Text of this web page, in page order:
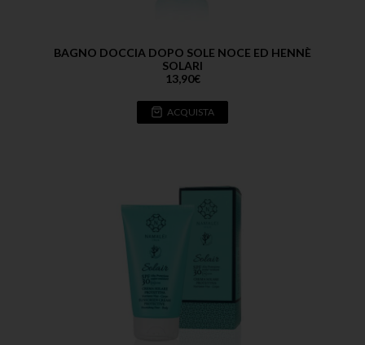
BAGNO DOCCIA DOPO SOLE NOCE ED HENNÈ
SOLARI
13,90€
ACQUISTA